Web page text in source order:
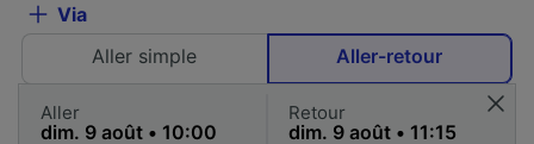
Via
Aller simple
Aller-retour
Aller Retour